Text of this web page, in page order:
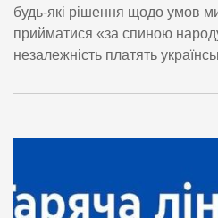
будь-які рішення щодо умов
прийматися «за спиною
незалежність платять